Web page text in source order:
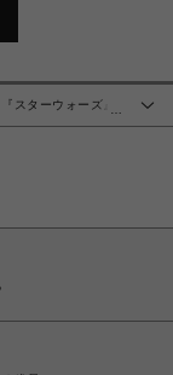
…
『スターウォーズ』